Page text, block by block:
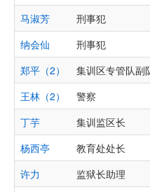
马淑芳
刑事犯
纳会仙
刑事犯
郑平（2）
集训区专管队副
王林（2）
警察
丁芋
集训监区长
杨西亭
教育处处长
许力
监狱长助理